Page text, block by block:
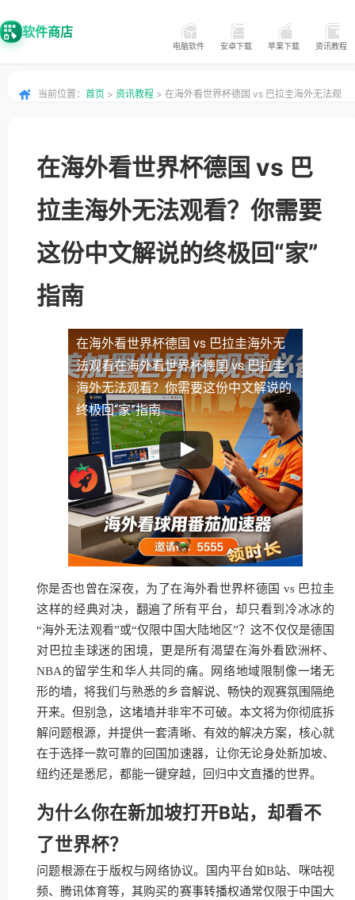
软件商店
电脑软件 安卓下载 苹果下载 资讯教程
当前位置： 首页 > 资讯教程 > 在海外看世界杯德国 vs 巴拉圭海外无法观
在海外看世界杯德国 vs 巴
拉圭海外无法观看？你需要
这份中文解说的终极回“家”
指南
在海外看世界杯德国 vs 巴拉圭海外无
法观看在海外看世界杯德国 vs 巴拉圭
海外无法观看？你需要这份中文解说的
终极回“家”指南
你是否也曾在深夜，为了在海外看世界杯德国 vs 巴拉圭
这样的经典对决，翻遍了所有平台，却只看到冷冰冰的
“海外无法观看”或“仅限中国大陆地区”？这不仅仅是德国
对巴拉圭球迷的困境，更是所有渴望在海外看欧洲杯、
NBA的留学生和华人共同的痛。网络地域限制像一堵无
形的墙，将我们与熟悉的乡音解说、畅快的观赛氛围隔绝
开来。但别急，这堵墙并非牢不可破。本文将为你彻底拆
解问题根源，并提供一套清晰、有效的解决方案，核心就
在于选择一款可靠的回国加速器，让你无论身处新加坡、
纽约还是悉尼，都能一键穿越，回归中文直播的世界。
为什么你在新加坡打开B站，却看不
了世界杯？
问题根源在于版权与网络协议。国内平台如B站、咪咕视
频、腾讯体育等，其购买的赛事转播权通常仅限于中国大